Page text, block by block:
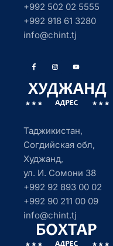
+992 502 02 5555
+992 918 61 3280
info@chint.tj
Таджикистан,
Согдийская обл,
Худжанд,
ул. И. Сомони 38
+992 92 893 00 02
+992 90 211 00 09
info@chint.tj